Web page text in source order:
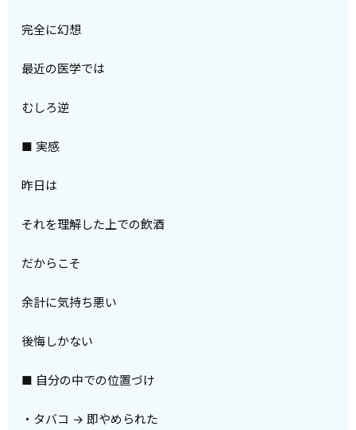
完全に幻想
最近の医学では
むしろ逆
■ 実感
昨日は
それを理解した上での飲酒
だからこそ
余計に気持ち悪い
後悔しかない
■ 自分の中での位置づけ
・タバコ → 即やめられた